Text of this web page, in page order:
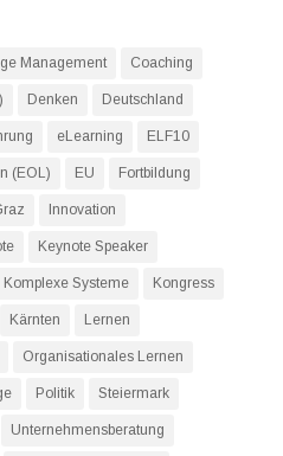
Management Coaching
Denken Deutschland
eLearning ELF10
(EOL) EU Fortbildung
Innovation
Keynote Speaker
Komplexe Systeme Kongress
Kärnten Lernen
Organisationales Lernen
Politik Steiermark
Unternehmensberatung